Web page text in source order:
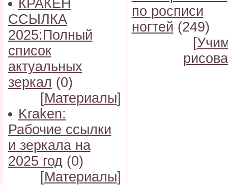
КРАКЕН
ССЫЛКА
2025:Полный
список
актуальных
зеркал (0)
[Материалы]
Kraken:
Рабочие ссылки
и зеркала на
2025 год (0)
[Материалы]
по росписи
ногтей (249)
[